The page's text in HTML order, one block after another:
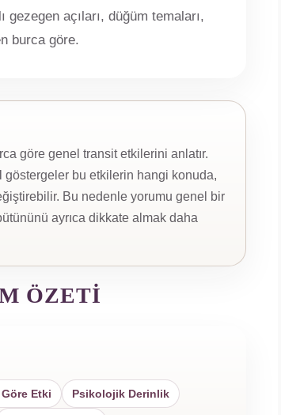
gezegen açıları, düğüm temaları,
burca göre.
göre genel transit etkilerini anlatır.
göstergeler bu etkilerin hangi konuda,
Bu nedenle yorumu genel bir
ayrıca dikkate almak daha
ÖZETI
Etki Psikolojik Derinlik